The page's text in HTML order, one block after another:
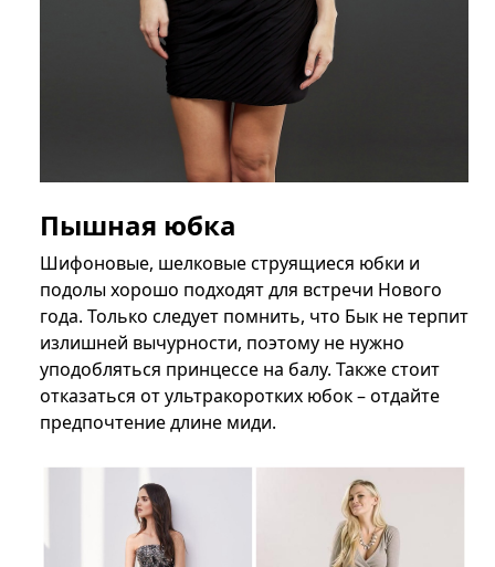
Пышная юбка
Шифоновые, шелковые струящиеся юбки и
подолы хорошо подходят для встречи Нового
года. Только следует помнить, что Бык не терпит
излишней вычурности, поэтому не нужно
уподобляться принцессе на балу. Также стоит
отказаться от ультракоротких юбок – отдайте
предпочтение длине миди.